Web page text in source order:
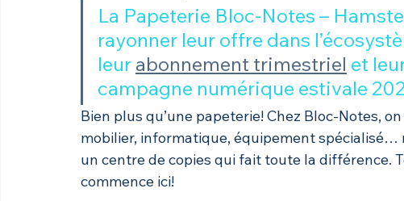
La Papeterie Bloc-Notes –
rayonner leur offre dans
leur abonnement trimestriel et
campagne numérique estivale
Bien plus qu’une papeterie! Chez Bloc-Notes,
mobilier, informatique, équipement
un centre de copies qui fait toute la différence.
commence ici!